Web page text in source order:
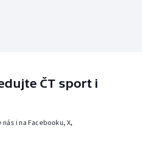
ČT sport i
i na Facebooku, X,